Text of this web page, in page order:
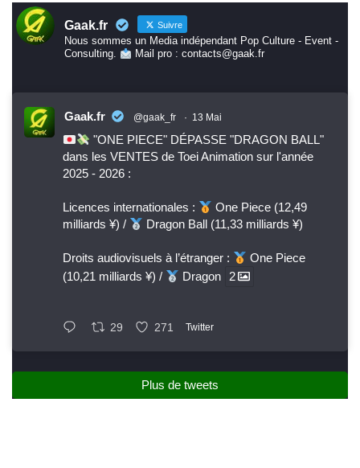
Gaak.fr Suivre
Nous sommes un Media indépendant Pop Culture - Event -
Consulting.
Mail pro : contacts@gaak.fr
Gaak.fr @gaak_fr · 13 Mai
"ONE PIECE" DÉPASSE "DRAGON BALL"
dans les VENTES de Toei Animation sur l'année
2025 - 2026 :
Licences internationales :
One Piece (12,49
milliards ¥) /
Dragon Ball (11,33 milliards ¥)
Droits audiovisuels à l’étranger :
One Piece
(10,21 milliards ¥) /
Dragon 2
29 271 Twitter
Plus de tweets